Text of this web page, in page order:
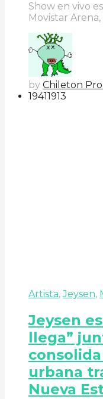
Show en vivo
Movistar Arena,
by Chileton Pro
19411913
Artista,Jeysen,
Jeysen
llega”
urbana
Nueva